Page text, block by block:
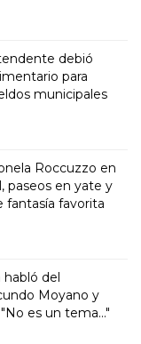
debió
para
municipales
Roccuzzo en
paseos en yate y
fantasía favorita
del
Moyano y
es un tema..."